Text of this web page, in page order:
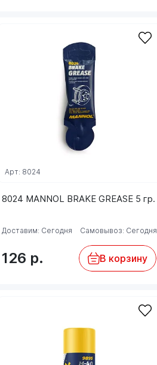
8024 MANNOL BRAKE GREASE 5 гр.
Арт: 8024
Доставим: Сегодня Самовывоз: Сегодня
126 р. В корзину